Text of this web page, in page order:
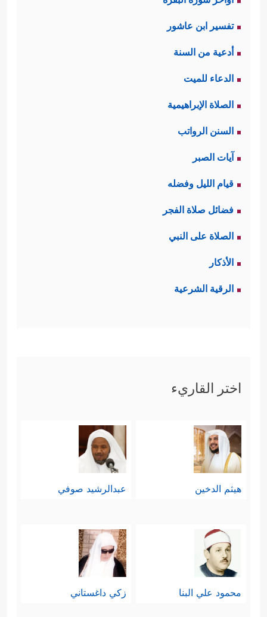
تفسير ابن عاشور
أدعية من السنة
الدعاء للميت
الصلاة الإبراهيمية
السنن الرواتب
آيات الصبر
قيام الليل وفضله
فضائل صلاة الفجر
الصلاة على النبي
الأذكار
الرقية الشرعية
اختر القاريء
هيثم الدخين عبدالرشيد صوفي
محمود علي البنا زكي داغستاني